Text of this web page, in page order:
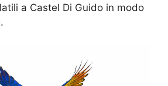
a Castel Di Guido in modo